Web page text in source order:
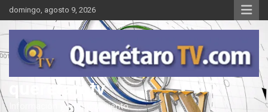
Saltar
al
contenido
domingo, agosto 9, 2026
queretarotv
Información y entretenimiento